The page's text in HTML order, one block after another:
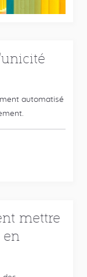
automatisé
mettre
en